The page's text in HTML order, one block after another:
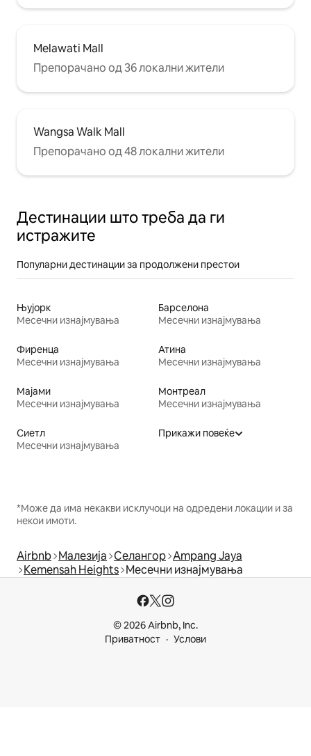
Melawati Mall
Препорачано од 36 локални жители
Wangsa Walk Mall
Препорачано од 48 локални жители
Дестинации што треба да ги
истражите
Популарни дестинации за продолжени престои
Њујорк
Месечни изнајмувања
Барселона
Месечни изнајмувања
Фиренца
Месечни изнајмувања
Атина
Месечни изнајмувања
Мајами
Месечни изнајмувања
Монтреал
Месечни изнајмувања
Сиетл
Месечни изнајмувања
Прикажи повеќе
*Може да има некакви исклучоци на одредени локации и за
некои имоти.
Airbnb Малезија Селангор Ampang Jaya
Kemensah Heights Месечни изнајмувања
© 2026 Airbnb, Inc.
Приватност
Услови